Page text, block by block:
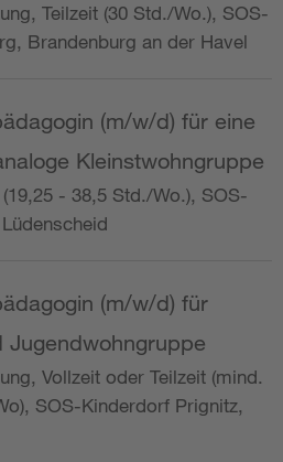
Teilzeit (30 Std./Wo.), SOS-
Brandenburg an der Havel
(m/w/d) für eine
Kleinstwohngruppe
- 38,5 Std./Wo.), SOS-
(m/w/d) für
Jugendwohngruppe
Vollzeit oder Teilzeit (mind.
SOS-Kinderdorf Prignitz,